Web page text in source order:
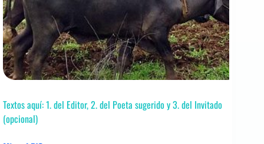
Textos aquí: 1. del Editor, 2. del Poeta sugerido y 3. del Invitado
(opcional)